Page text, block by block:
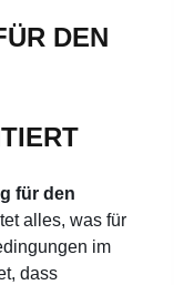
DEN
für den
alles, was für
im
dass